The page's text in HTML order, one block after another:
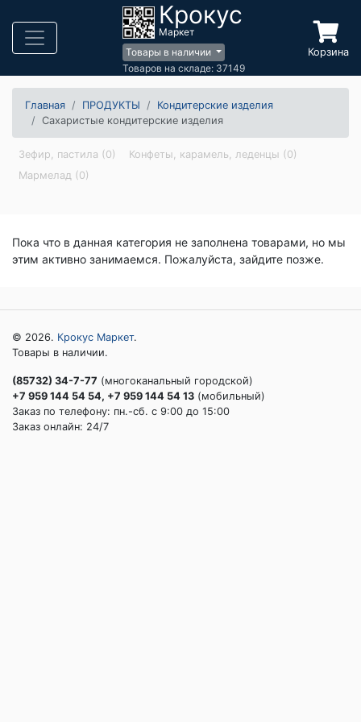
Крокус
Маркет
Товары в наличии
Товаров на складе: 37149
Корзина
Главная ПРОДУКТЫ
Кондитерские изделия
Сахаристые кондитерские изделия
Зефир, пастила (0)
Конфеты, карамель, леденцы (0)
Мармелад (0)
Пока что в данная категория не заполнена товарами, но мы
этим активно занимаемся. Пожалуйста, зайдите позже.
© 2026. Крокус Маркет.
Товары в наличии.
(85732) 34-7-77 (многоканальный городской)
+7 959 144 54 54, +7 959 144 54 13 (мобильный)
Заказ по телефону: пн.-сб. c 9:00 до 15:00
Заказ онлайн: 24/7